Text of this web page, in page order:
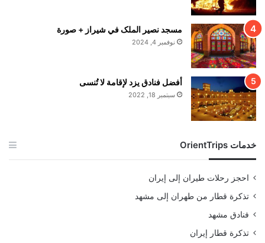
مسجد نصير الملک في شيراز + صورة
نوفمبر 4, 2024
أفضل فنادق يزد لإقامة لا تُنسى
سبتمبر 18, 2022
خدمات OrientTrips
احجز رحلات طيران إلى إيران
تذكرة قطار من طهران إلى مشهد
فنادق مشهد
تذكرة قطار إيران